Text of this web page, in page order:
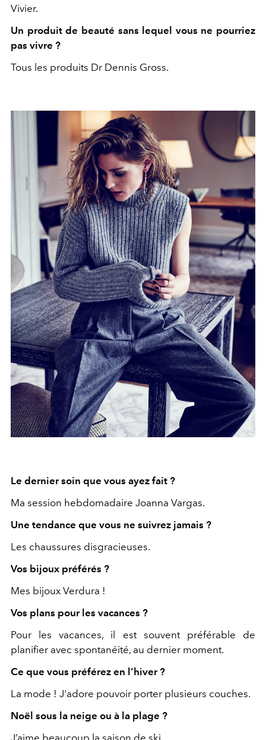
Vivier.
Un produit de beauté sans lequel vous ne pourriez
pas vivre ?
Tous les produits Dr Dennis Gross.
Le dernier soin que vous ayez fait ?
Ma session hebdomadaire Joanna Vargas.
Une tendance que vous ne suivrez jamais ?
Les chaussures disgracieuses.
Vos bijoux préférés ?
Mes bijoux Verdura !
Vos plans pour les vacances ?
Pour les vacances, il est souvent préférable de
planifier avec spontanéité, au dernier moment.
Ce que vous préférez en l’hiver ?
La mode ! J'adore pouvoir porter plusieurs couches.
Noël sous la neige ou à la plage ?
J’aime beaucoup la saison de ski.